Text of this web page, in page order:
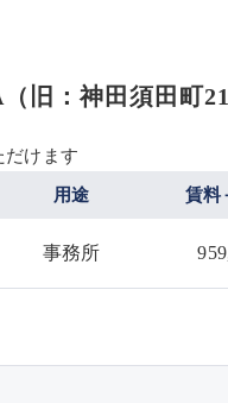
旧：神田須田町
だけます
用途 賃料
事務所